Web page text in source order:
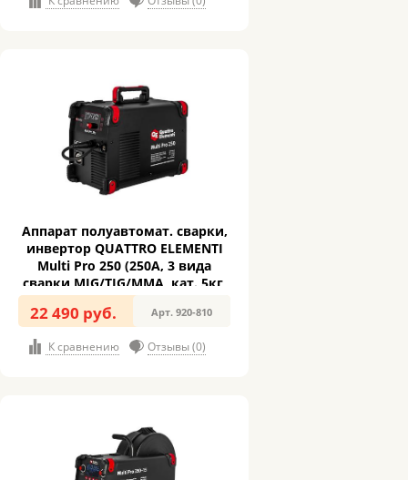
Аппарат полуавтомат. сварки,
инвертор QUATTRO ELEMENTI
Multi Pro 250 (250A, 3 вида
сварки MIG/TIG/MMA, кат. 5кг,
дисплей) (920-810)
22 490 руб. Арт. 920-810
К сравнению Отзывы (0)